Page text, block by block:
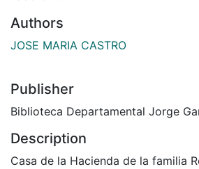
Authors
JOSE MARIA CASTRO
Publisher
Biblioteca Departamental Jorge
Description
Casa de la Hacienda de la familia